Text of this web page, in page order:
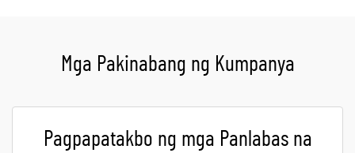
Mga Pakinabang ng Kumpanya
Pagpapatakbo ng mga Panlabas na